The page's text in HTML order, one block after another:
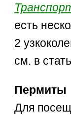
есть
2
см. в
Пермиты
Для